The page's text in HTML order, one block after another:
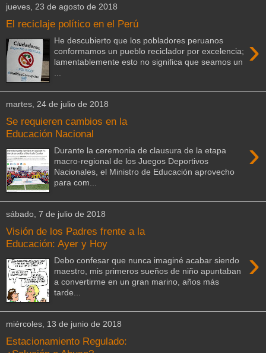
jueves, 23 de agosto de 2018
El reciclaje político en el Perú
›
He descubierto que los pobladores peruanos
conformamos un pueblo reciclador por excelencia;
lamentablemente esto no significa que seamos un
...
martes, 24 de julio de 2018
Se requieren cambios en la
Educación Nacional
›
Durante la ceremonia de clausura de la etapa
macro-regional de los Juegos Deportivos
Nacionales, el Ministro de Educación aprovecho
para com...
sábado, 7 de julio de 2018
Visión de los Padres frente a la
Educación: Ayer y Hoy
›
Debo confesar que nunca imaginé acabar siendo
maestro, mis primeros sueños de niño apuntaban
a convertirme en un gran marino, años más
tarde...
miércoles, 13 de junio de 2018
Estacionamiento Regulado: